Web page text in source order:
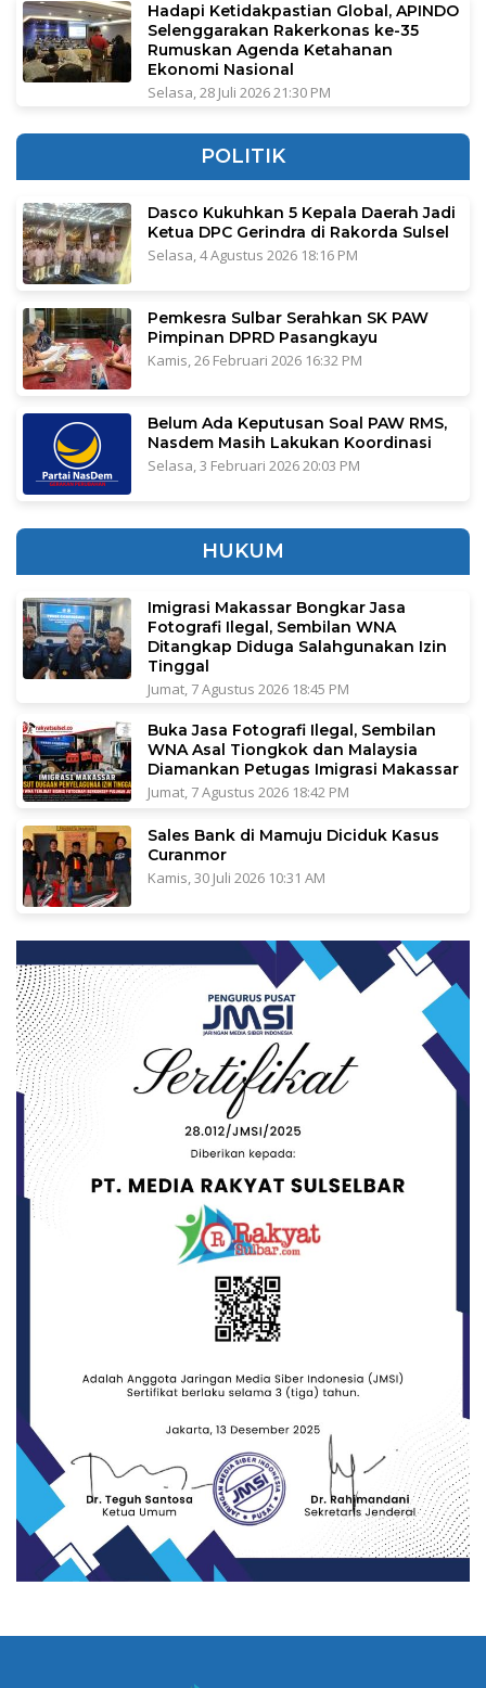
Hadapi Ketidakpastian Global, APINDO
Selenggarakan Rakerkonas ke-35
Rumuskan Agenda Ketahanan
Ekonomi Nasional
Selasa, 28 Juli 2026 21:30 PM
POLITIK
Dasco Kukuhkan 5 Kepala Daerah Jadi
Ketua DPC Gerindra di Rakorda Sulsel
Selasa, 4 Agustus 2026 18:16 PM
Pemkesra Sulbar Serahkan SK PAW
Pimpinan DPRD Pasangkayu
Kamis, 26 Februari 2026 16:32 PM
Belum Ada Keputusan Soal PAW RMS,
Nasdem Masih Lakukan Koordinasi
Selasa, 3 Februari 2026 20:03 PM
HUKUM
Imigrasi Makassar Bongkar Jasa
Fotografi Ilegal, Sembilan WNA
Ditangkap Diduga Salahgunakan Izin
Tinggal
Jumat, 7 Agustus 2026 18:45 PM
Buka Jasa Fotografi Ilegal, Sembilan
WNA Asal Tiongkok dan Malaysia
Diamankan Petugas Imigrasi Makassar
Jumat, 7 Agustus 2026 18:42 PM
Sales Bank di Mamuju Diciduk Kasus
Curanmor
Kamis, 30 Juli 2026 10:31 AM